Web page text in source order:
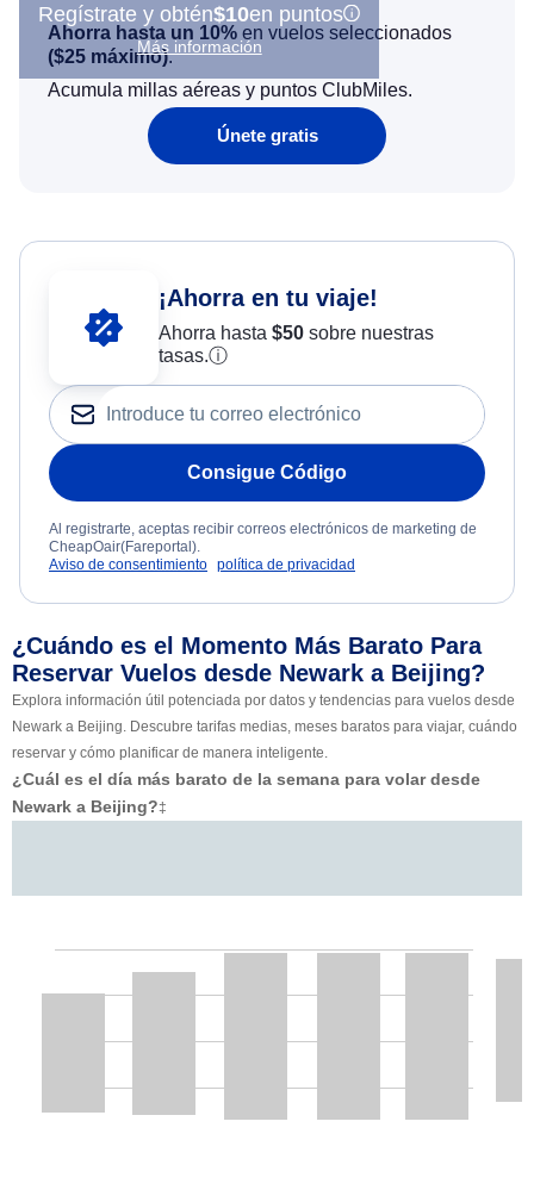
Regístrate y obtén$10en puntos
Más información
Ahorra hasta un 10% en vuelos seleccionados
($25 máximo).
Acumula millas aéreas y puntos ClubMiles.
Únete gratis
¡Ahorra en tu viaje!
Ahorra hasta $50sobre nuestras
tasas.ⓘ
Consigue Código
Al registrarte, aceptas recibir correos electrónicos de marketing de
CheapOair(Fareportal).
Aviso de consentimiento política de privacidad
¿Cuándo es el Momento Más Barato Para
Reservar Vuelos desde Newark a Beijing?
Explora información útil potenciada por datos y tendencias para vuelos desde
Newark a Beijing. Descubre tarifas medias, meses baratos para viajar, cuándo
reservar y cómo planificar de manera inteligente.
¿Cuál es el día más barato de la semana para volar desde
Newark a Beijing?‡